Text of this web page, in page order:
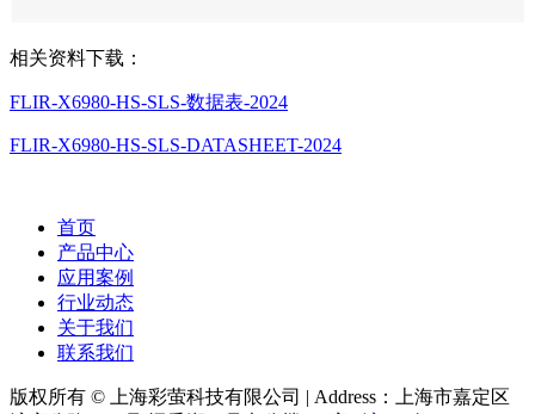
相关资料下载：
FLIR-X6980-HS-SLS-数据表-2024
FLIR-X6980-HS-SLS-DATASHEET-2024
首页
产品中心
应用案例
行业动态
关于我们
联系我们
版权所有 © 上海彩萤科技有限公司 | Address：上海市嘉定区